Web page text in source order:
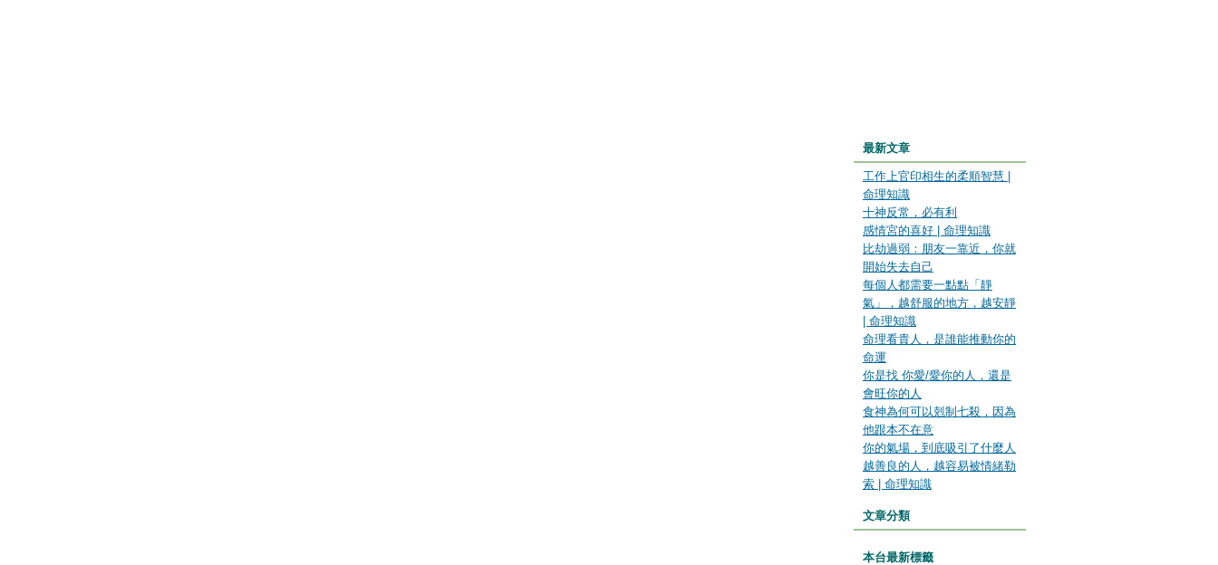
最新文章
工作上官印相生的柔順智慧 |
命理知識
十神反常，必有利
感情宮的喜好 | 命理知識
比劫過弱：朋友一靠近，你就
開始失去自己
每個人都需要一點點「靜
氣」，越舒服的地方，越安靜
| 命理知識
命理看貴人，是誰能推動你的
命運
你是找 你愛/愛你的人，還是
會旺你的人
食神為何可以剋制七殺，因為
他跟本不在意
你的氣場，到底吸引了什麼人
越善良的人，越容易被情緒勒
索 | 命理知識
文章分類
本台最新標籤